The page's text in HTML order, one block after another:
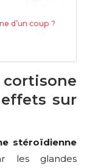
d’un coup ?
sur
stéroïdienne
les glandes